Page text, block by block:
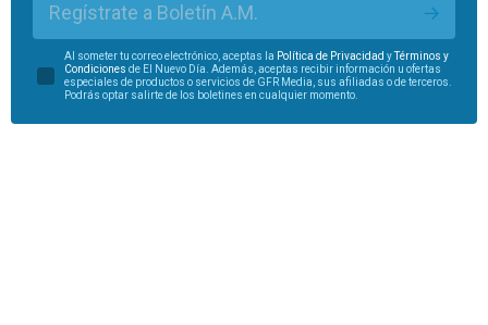
Regístrate a Boletín A.M.
Al someter tu correo electrónico, aceptas la Política de Privacidad yTérminos y
Condiciones de El Nuevo Día. Además, aceptas recibir información u ofertas
especiales de productos o servicios de GFR Media, sus afiliadas o de terceros.
Podrás optar salirte de los boletines en cualquier momento.